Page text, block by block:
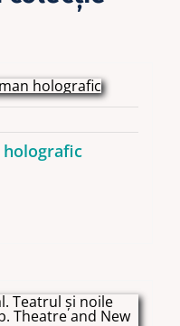
holografic